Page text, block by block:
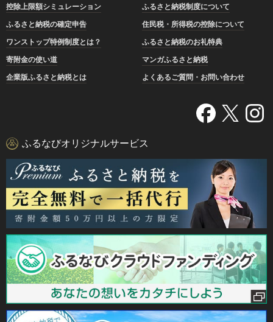
控除上限額シミュレーション
ふるさと納税制度について
ふるさと納税の確定申告
住民税・所得税の控除について
ワンストップ特例制度とは？
ふるさと納税のお礼特典
寄附金の使い道
マンガふるさと納税
企業版ふるさと納税とは
よくあるご質問・お問い合わせ
ふるなびオリジナルサービス